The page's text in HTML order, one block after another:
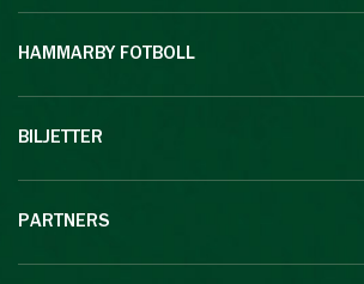
HAMMARBY FOTBOLL
BILJETTER
PARTNERS